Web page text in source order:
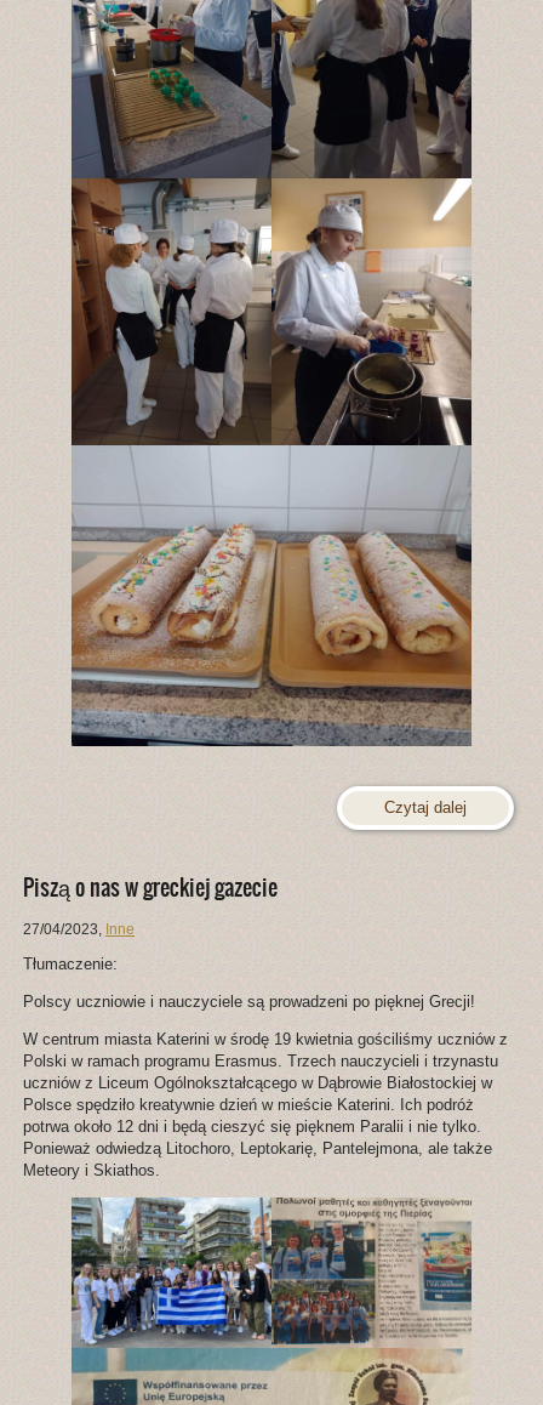
Czytaj dalej
Piszą o nas w greckiej gazecie
27/04/2023, Inne
Tłumaczenie:
Polscy uczniowie i nauczyciele są prowadzeni po pięknej Grecji!
W centrum miasta Katerini w środę 19 kwietnia gościliśmy uczniów z
Polski w ramach programu Erasmus. Trzech nauczycieli i trzynastu
uczniów z Liceum Ogólnokształcącego w Dąbrowie Białostockiej w
Polsce spędziło kreatywnie dzień w mieście Katerini. Ich podróż
potrwa około 12 dni i będą cieszyć się pięknem Paralii i nie tylko.
Ponieważ odwiedzą Litochoro, Leptokarię, Pantelejmona, ale także
Meteory i Skiathos.